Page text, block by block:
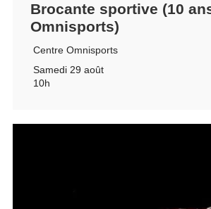
Brocante sportive (10
Omnisports)
Centre Omnisports
Samedi 29 août
10h